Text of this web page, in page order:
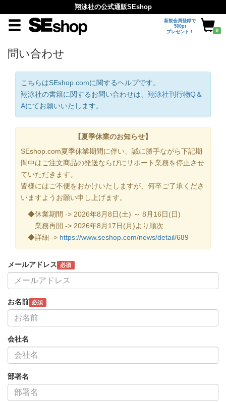
翔泳社の公式通販SEshop
新規会員登録で
500pt
プレゼント！
0
問い合わせ
こちらはSEshop.comに関するヘルプです。
翔泳社の書籍に関するお問い合わせは、 翔泳社刊行物Q＆
Aにてお願いいたします。
【夏季休業のお知らせ】
SEshop.com夏季休業期間に伴い、誠に勝手ながら下記期
間中はご注文商品の発送ならびにサポート業務を停止させ
ていただきます。
皆様にはご不便をおかけいたしますが、何卒ご了承くださ
いますようお願い申し上げます。
◆休業期間 -> 2026年8月8日(土) ～ 8月16日(日)
業務再開 -> 2026年8月17日(月)より順次
◆詳細 -> https://www.seshop.com/news/detail/689
メールアドレス 必須
お名前 必須
会社名
部署名